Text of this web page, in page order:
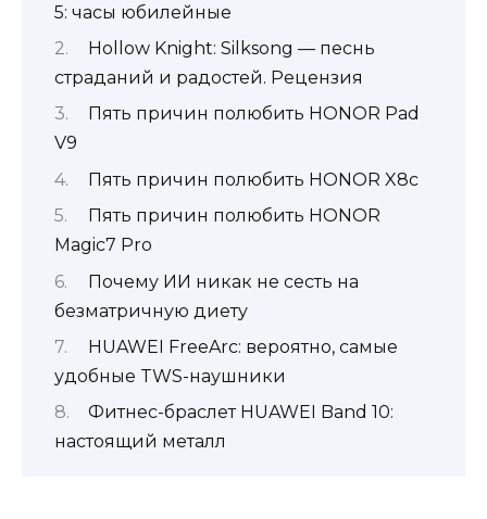
5: часы юбилейные
Hollow Knight: Silksong — песнь
страданий и радостей. Рецензия
Пять причин полюбить HONOR Pad
V9
Пять причин полюбить HONOR X8c
Пять причин полюбить HONOR
Magic7 Pro
Почему ИИ никак не сесть на
безматричную диету
HUAWEI FreeArc: вероятно, самые
удобные TWS-наушники
Фитнес-браслет HUAWEI Band 10:
настоящий металл